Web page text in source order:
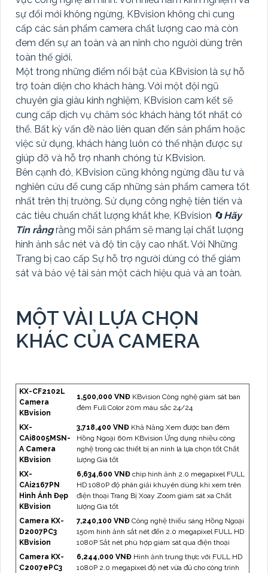
sự đổi mới không ngừng, KBvision không chỉ cung
cấp các sản phẩm camera chất lượng cao mà còn
đem đến sự an toàn và an ninh cho người dùng trên
toàn thế giới.
Một trong những điểm nổi bật của KBvision là sự hỗ
trợ toàn diện cho khách hàng. Với một đội ngũ
chuyên gia giàu kinh nghiệm, KBvision cam kết sẽ
cung cấp dịch vụ chăm sóc khách hàng tốt nhất có
thể. Bất kỳ vấn đề nào liên quan đến sản phẩm hoặc
việc sử dụng, khách hàng luôn có thể nhận được sự
giúp đỡ và hỗ trợ nhanh chóng từ KBvision.
Bên cạnh đó, KBvision cũng không ngừng đầu tư và
nghiên cứu để cung cấp những sản phẩm camera tốt
nhất trên thị trường. Sử dụng công nghệ tiên tiến và
các tiêu chuẩn chất lượng khắt khe, KBvision 🔄Hãy
Tin rằngrằng mỗi sản phẩm sẽ mang lại chất lượng
hình ảnh sắc nét và độ tin cậy cao nhất. Với Những
Trang bị cao cấp Sự hỗ trợ người dùng có thể giám
sát và bảo vệ tài sản một cách hiệu quả và an toàn.
MỘT VÀI LỰA CHỌN
KHÁC CỦA CAMERA
KX-CF2102L
Camera
KBvision
1,500,000 VNĐ KBvision Công nghệ giám sát ban
đêm Full Color 20m màu sắc 24/24
KX-
CAi8005MSN-
A Camera
KBvision
3,718,400 VNĐ Khả Năng Xem được ban đêm
Hồng Ngoại 60m KBvision Ứng dụng nhiều công
nghệ trong các thiết bị an ninh là lựa chọn tốt Chất
lượng Giá tốt
KX-
CAi2167PN
Hình Ảnh Đẹp
KBvision
6,634,600 VNĐ chip hình ảnh 2.0 megapixel FULL
HD 1080P độ phân giải khuyên dùng khi xem trên
điện thoại Trang Bị Xoay Zoom giám sát xa Chất
lượng Giá tốt
Camera KX-
D2007PC3
KBvision
7,240,100 VNĐ Công nghệ thiếu sáng Hồng Ngoại
150m hình ảnh sắt nét đến 2.0 megapixel FULL HD
1080P Sắt nét phù hợp giám sát qua điện thoại
Camera KX-
C2007ePC3
6,244,000 VNĐ Hình ảnh trung thực với FULL HD
1080P 2.0 megapixel độ nét vừa đủ cho công trình